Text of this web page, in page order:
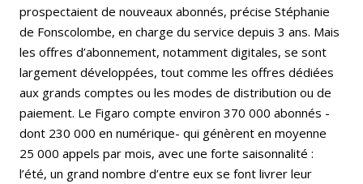
prospectaient de nouveaux abonnés, précise Stéphanie
de Fonscolombe, en charge du service depuis 3 ans. Mais
les offres d’abonnement, notamment digitales, se sont
largement développées, tout comme les offres dédiées
aux grands comptes ou les modes de distribution ou de
paiement. Le Figaro compte environ 370 000 abonnés -
dont 230 000 en numérique- qui génèrent en moyenne
25 000 appels par mois, avec une forte saisonnalité :
l’été, un grand nombre d’entre eux se font livrer leur